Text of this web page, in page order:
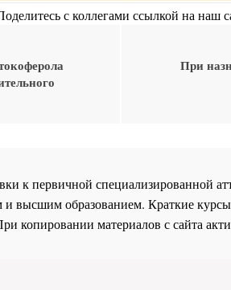
с коллегами ссылкой на наш
При
к первичной специализированной
и высшим образованием. Краткие
копировании материалов с сайта